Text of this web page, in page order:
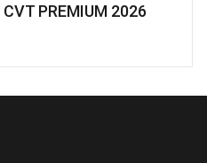
PREMIUM 2026